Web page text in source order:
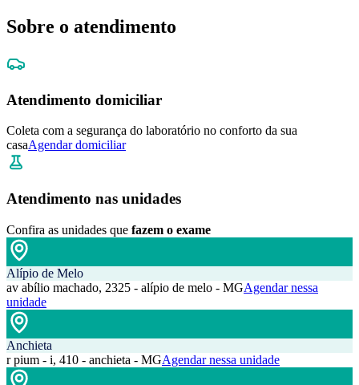
Sobre o atendimento
Atendimento domiciliar
Coleta com a segurança do laboratório no conforto da sua
casaAgendar domiciliar
Atendimento nas unidades
Confira as unidades que fazem o exame
Alípio de Melo
av abílio machado, 2325 - alípio de melo - MGAgendar nessa
unidade
Anchieta
r pium - i, 410 - anchieta - MGAgendar nessa unidade